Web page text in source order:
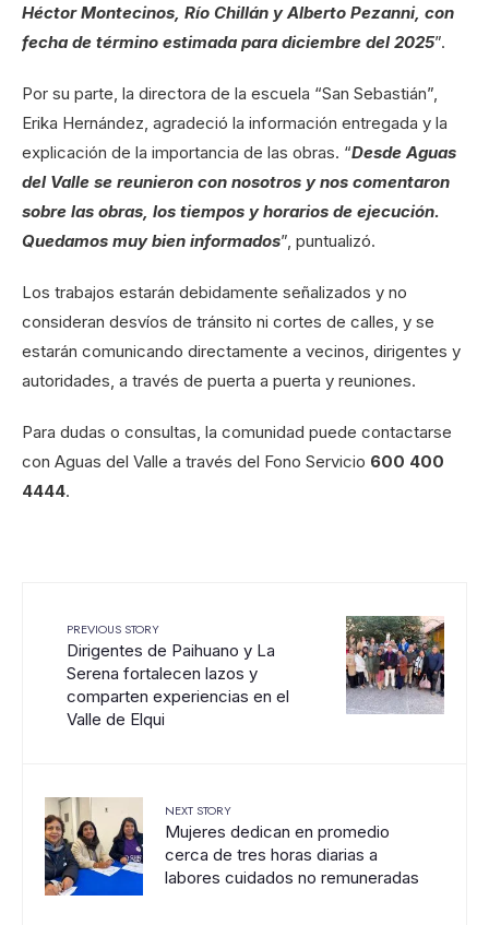
Héctor Montecinos, Río Chillán y Alberto Pezanni, con
fecha de término estimada para diciembre del 2025”.
Por su parte, la directora de la escuela “San Sebastián”,
Erika Hernández, agradeció la información entregada y la
explicación de la importancia de las obras. “Desde Aguas
del Valle se reunieron con nosotros y nos comentaron
sobre las obras, los tiempos y horarios de ejecución.
Quedamos muy bien informados”, puntualizó.
Los trabajos estarán debidamente señalizados y no
consideran desvíos de tránsito ni cortes de calles, y se
estarán comunicando directamente a vecinos, dirigentes y
autoridades, a través de puerta a puerta y reuniones.
Para dudas o consultas, la comunidad puede contactarse
con Aguas del Valle a través del Fono Servicio 600 400
4444.
PREVIOUS STORY
Dirigentes de Paihuano y La
Serena fortalecen lazos y
comparten experiencias en el
Valle de Elqui
NEXT STORY
Mujeres dedican en promedio
cerca de tres horas diarias a
labores cuidados no remuneradas